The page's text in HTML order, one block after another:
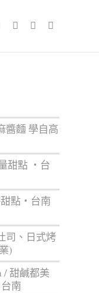
醬麵 學自高
甜點 ‧台
甜點‧台南
司、日式烤
)
/ 甜鹹都美
南